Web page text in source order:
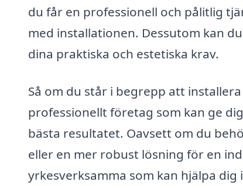
du får en professionell och pålitlig
med installationen. Dessutom kan
dina praktiska och estetiska krav.
Så om du står i begrepp att
professionellt företag som kan ge
bästa resultatet. Oavsett om du
eller en mer robust lösning för en
yrkesverksamma som kan hjälpa dig